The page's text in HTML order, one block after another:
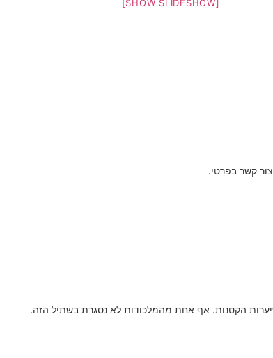
[SHOW SLIDESHOW]
קשר בפרטי.
הקטנות. אף אחת מהמלכודות לא נסגרת בשתיל הזה.